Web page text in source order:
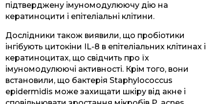
підтверджену імуномодулюючу дію на
кератиноцити і епітеліальні клітини.
Дослідники також виявили, що пробіотики
інгібують цитокіни IL-8 в епітеліальних клітинах і
кератиноцитах, що свідчить про їх
імуномодулюючі активності. Крім того, вони
встановили, що бактерія Staphylococcus
epidermidis може захищати шкіру від акне і